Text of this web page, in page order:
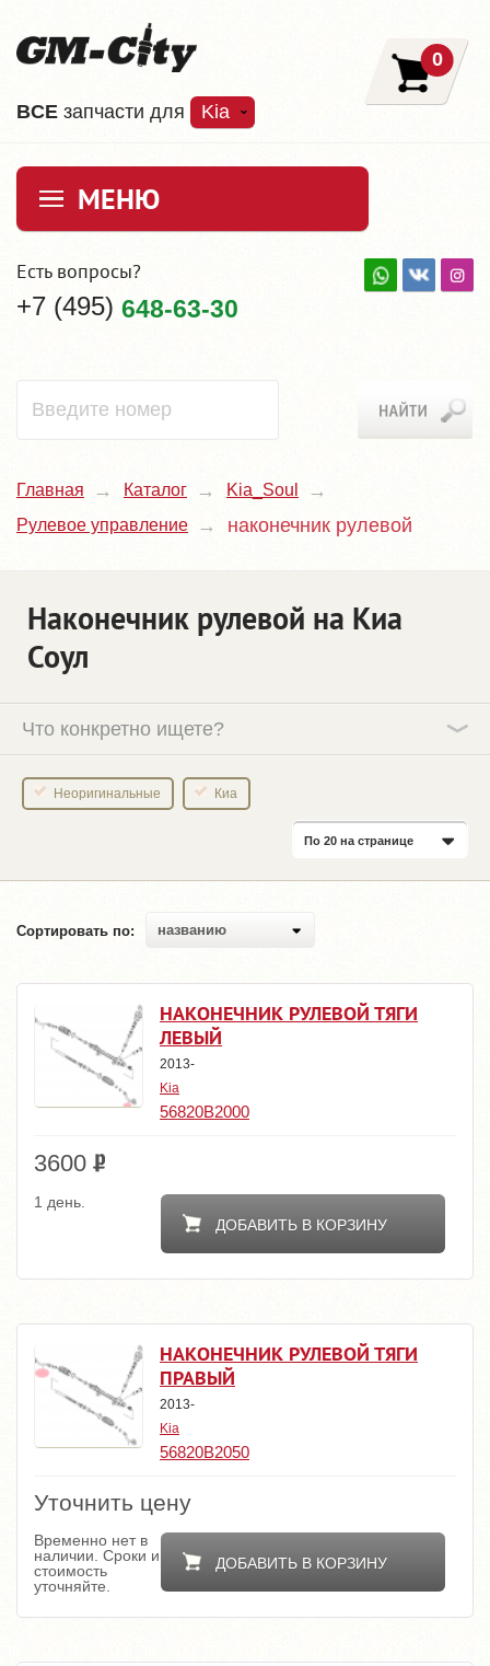
ВCE запчасти для Kia
0
МЕНЮ
Есть вопросы?
+7 (495) 648-63-30
Главная Каталог
Kia_Soul
Рулевое управление
наконечник рулевой
Наконечник рулевой на Киа
Соул
Что конкретно ищете?
Неоригинальные Киа
По 20 на странице
Сортировать по: названию
НАКОНЕЧНИК РУЛЕВОЙ ТЯГИ
ЛЕВЫЙ
2013-
Kia
56820B2000
3600
ДОБАВИТЬ В КОРЗИНУ
1 день.
НАКОНЕЧНИК РУЛЕВОЙ ТЯГИ
ПРАВЫЙ
2013-
Kia
56820B2050
Уточнить цену
ДОБАВИТЬ В КОРЗИНУ
Временно нет в
наличии. Сроки и
стоимость
уточняйте.